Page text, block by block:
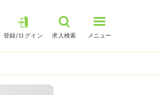
登録/ログイン 求人検索 メニュー